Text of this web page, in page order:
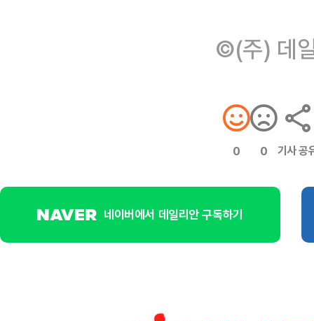
©(주) 데
0 0 기사 공
네이버에서 데일리안 구독하기